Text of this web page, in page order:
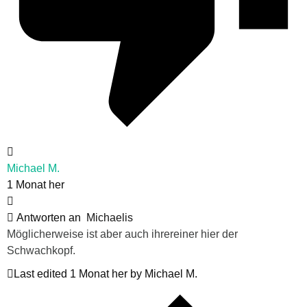
Michael M.
1 Monat her
Antworten an
Michaelis
Möglicherweise ist aber auch ihrereiner hier der
Schwachkopf.
Last edited 1 Monat her by Michael M.